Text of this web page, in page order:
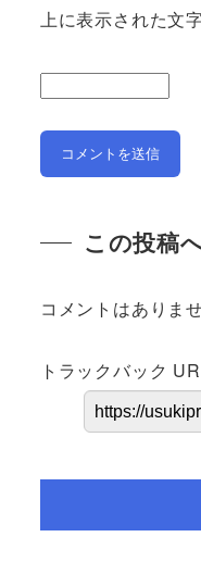
上に表示された文
この投稿
コメントはありませ
トラックバック